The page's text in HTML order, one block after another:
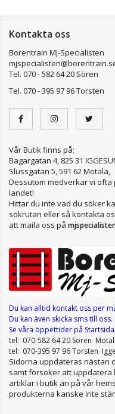
Kontakta oss
Borentrain Mj-Specialisten
Tel. 070 - 582 64 20 Sören
Tel. 070 - 395 97 96 Torsten
Vår Butik finns på;
Bagargatan 4, 825 31
Slussgatan 5, 591 62 Motala,
Dessutom medverkar vi ofta
landet!
Hittar du inte vad du söker
sökrutan eller så kontakta
att maila oss på
Du kan alltid kontakt oss per
Du kan även skicka sms till oss.
Se våra öppettiderpå
tel: 070-582 64 20 Sören
tel: 070-395 97 96 Torsten
Sidorna uppdateras nästan
samt försöker att
artiklar i butik än på vår
produkterna kanske inte